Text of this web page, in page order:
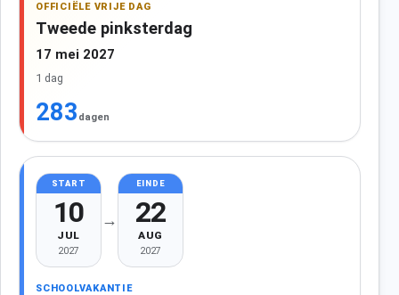
OFFICIËLE VRIJE DAG
Tweede pinksterdag
17 mei 2027
1 dag
283 dagen
START
10
JUL
2027
→
EINDE
22
AUG
2027
SCHOOLVAKANTIE